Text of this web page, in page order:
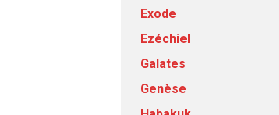
Exode
Ezéchiel
Galates
Genèse